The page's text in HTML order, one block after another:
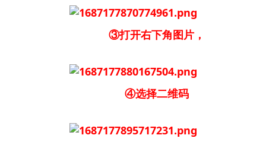
③打开右下角图片，
④选择二维码